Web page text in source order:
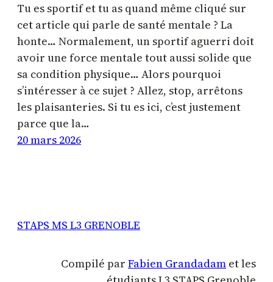
Tu es sportif et tu as quand même cliqué sur
cet article qui parle de santé mentale ? La
honte… Normalement, un sportif aguerri doit
avoir une force mentale tout aussi solide que
sa condition physique… Alors pourquoi
s’intéresser à ce sujet ? Allez, stop, arrêtons
les plaisanteries. Si tu es ici, c’est justement
parce que la…
20 mars 2026
STAPS MS L3 GRENOBLE
Compilé par Fabien Grandadam et les